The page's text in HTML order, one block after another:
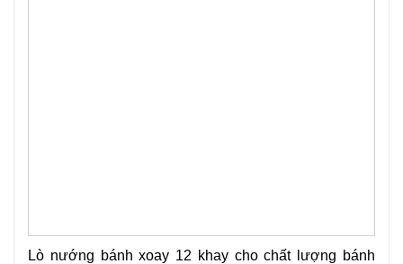
Lò nướng bánh xoay 12 khay cho chất lượng bánh